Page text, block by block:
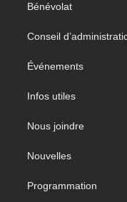
Bénévolat
Conseil
Événements
Infos utiles
Nous joindre
Nouvelles
Programmation